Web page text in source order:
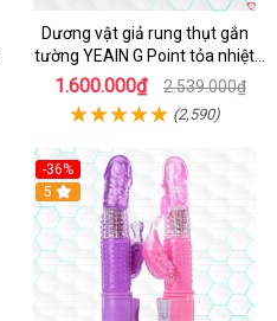
Dương vật giả rung thụt gắn
tường YEAIN G Point tỏa nhiệt
điều khiển từ xa
1.600.000₫ 2.539.000₫
(2,590)
-36%
Hot
5